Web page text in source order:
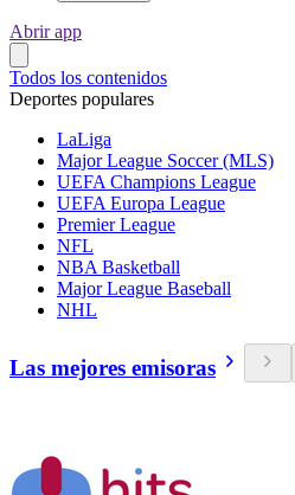
Abrir app
Todos los contenidos
Deportes populares
LaLiga
Major League Soccer (MLS)
UEFA Champions League
UEFA Europa League
Premier League
NFL
NBA Basketball
Major League Baseball
NHL
Las mejores emisoras